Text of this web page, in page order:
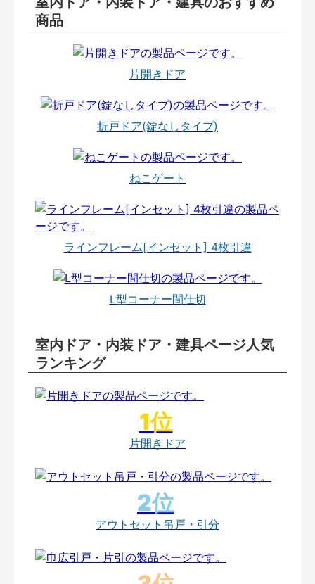
商品
片開きドア
折戸ドア(錠なしタイプ)
ねこゲート
ラインフレーム[インセット] 4枚引違
L型コーナー間仕切
室内ドア・内装ドア・建具ページ人気
ランキング
片開きドア
アウトセット吊戸・引分